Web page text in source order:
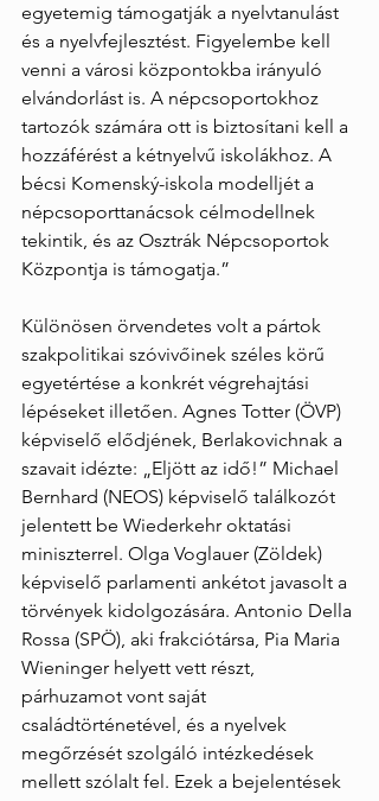
egyetemig támogatják a nyelvtanulást
és a nyelvfejlesztést. Figyelembe kell
venni a városi központokba irányuló
elvándorlást is. A népcsoportokhoz
tartozók számára ott is biztosítani kell a
hozzáférést a kétnyelvű iskolákhoz. A
bécsi Komenský-iskola modelljét a
népcsoporttanácsok célmodellnek
tekintik, és az Osztrák Népcsoportok
Központja is támogatja.”
Különösen örvendetes volt a pártok
szakpolitikai szóvivőinek széles körű
egyetértése a konkrét végrehajtási
lépéseket illetően. Agnes Totter (ÖVP)
képviselő elődjének, Berlakovichnak a
szavait idézte: „Eljött az idő!” Michael
Bernhard (NEOS) képviselő találkozót
jelentett be Wiederkehr oktatási
miniszterrel. Olga Voglauer (Zöldek)
képviselő parlamenti ankétot javasolt a
törvények kidolgozására. Antonio Della
Rossa (SPÖ), aki frakciótársa, Pia Maria
Wieninger helyett vett részt,
párhuzamot vont saját
családtörténetével, és a nyelvek
megőrzését szolgáló intézkedések
mellett szólalt fel. Ezek a bejelentések